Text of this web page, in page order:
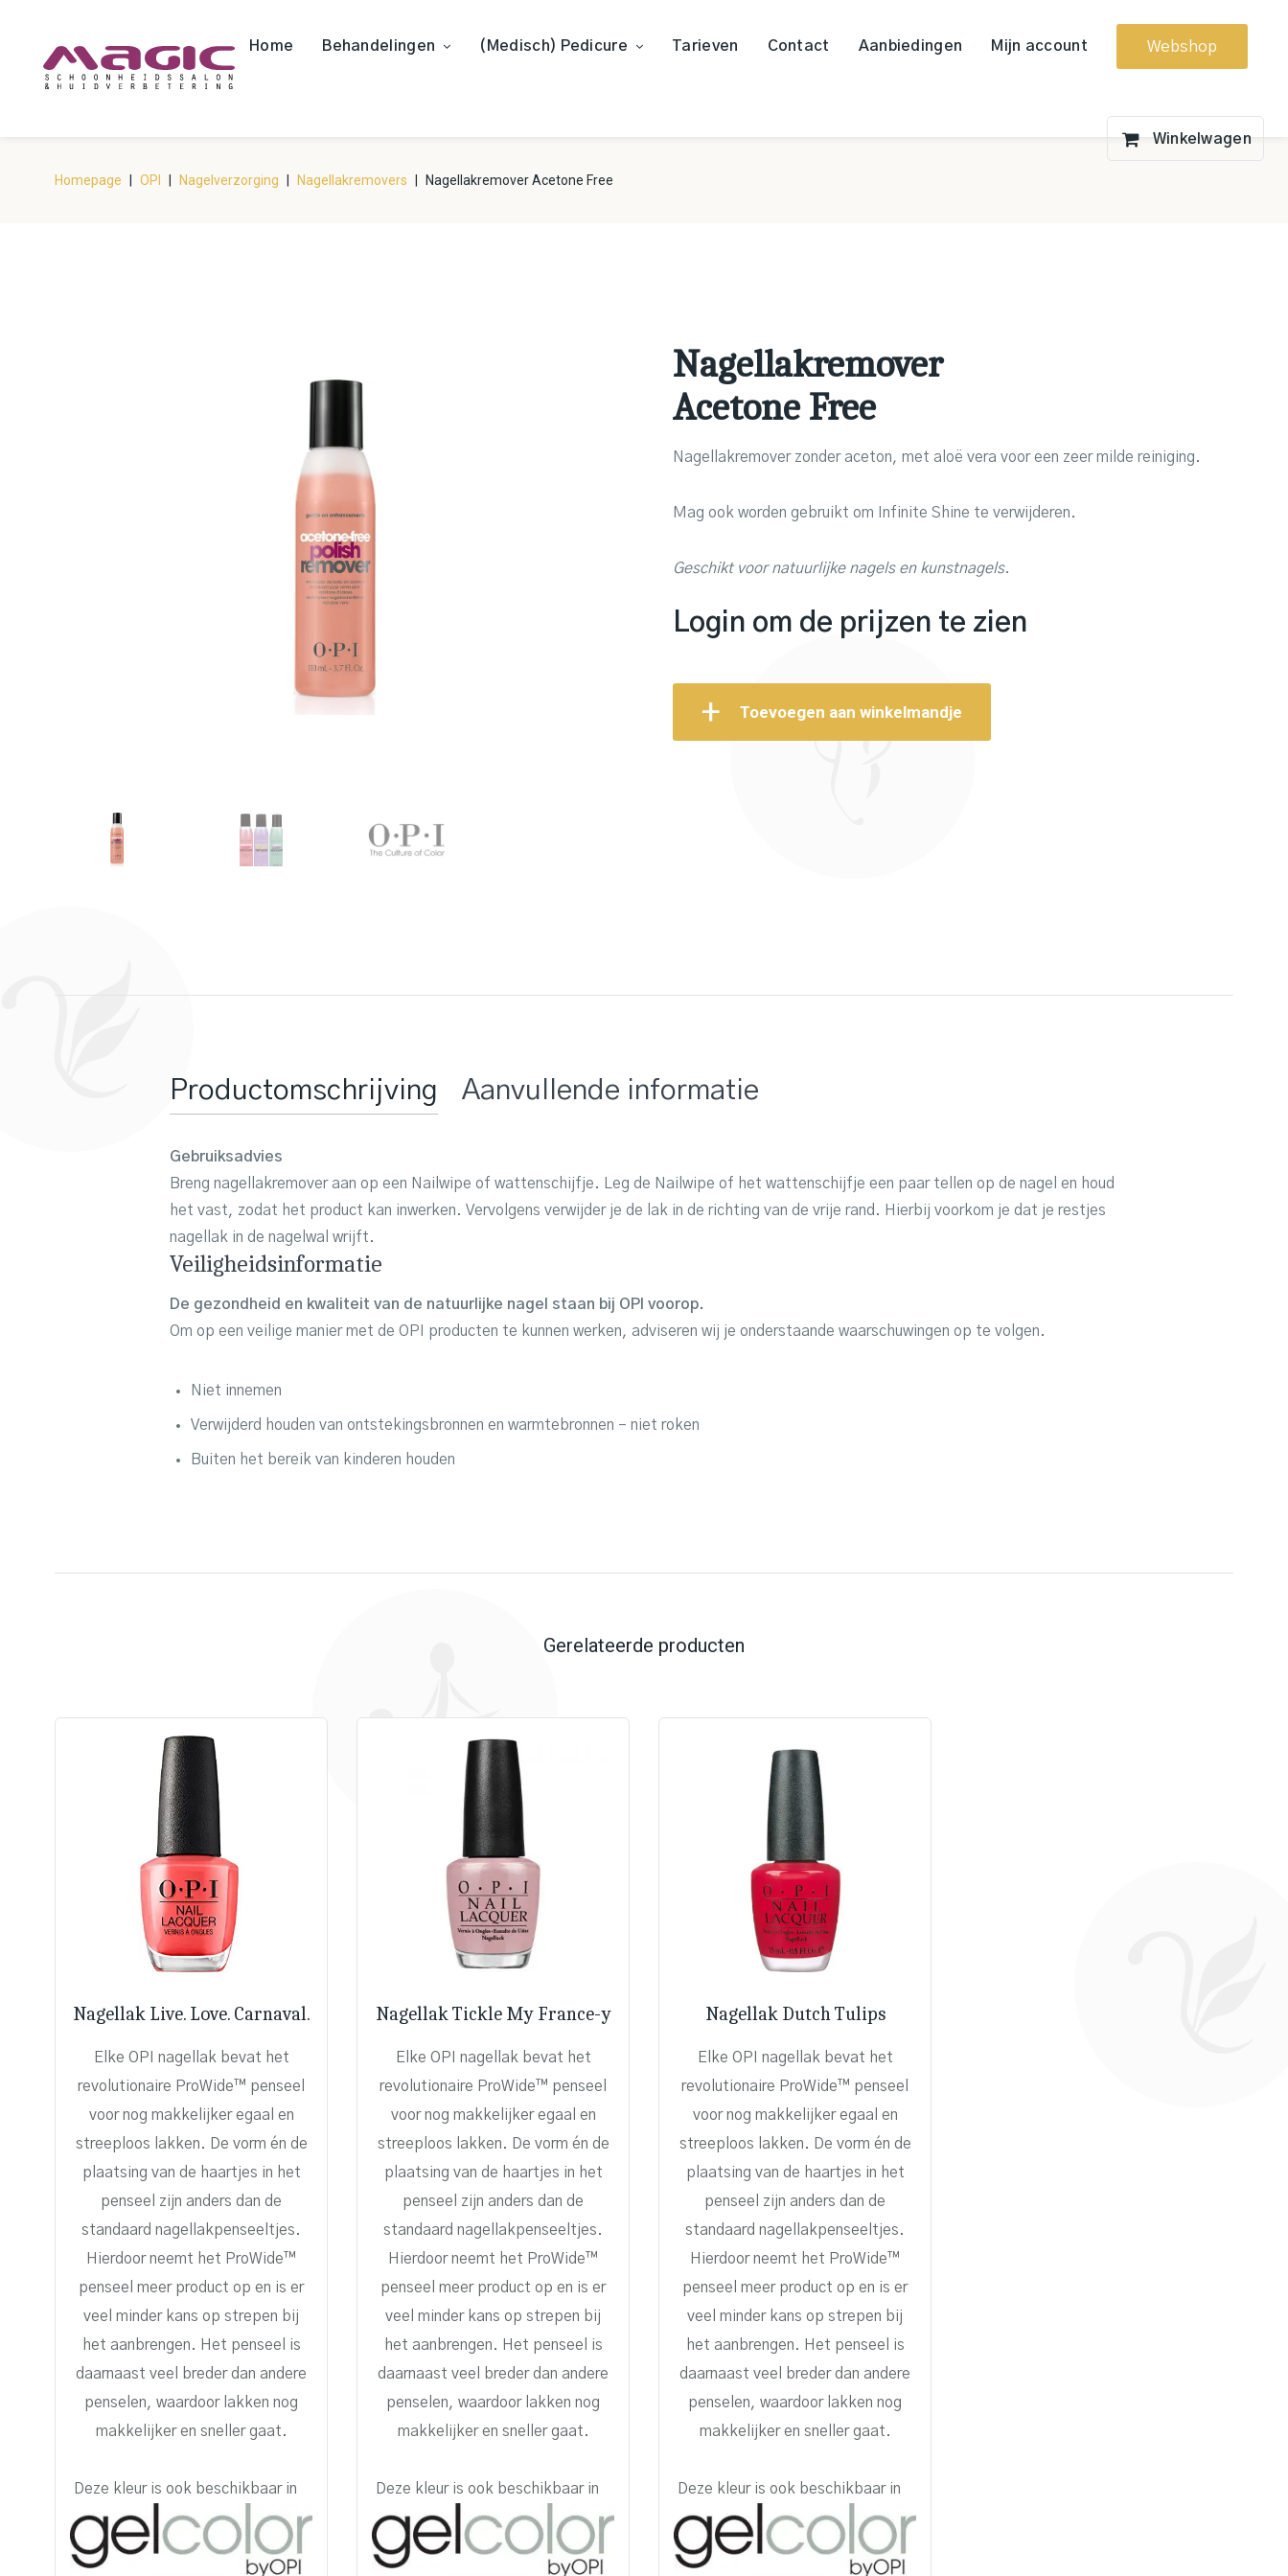
Home Behandelingen (Medisch) Pedicure Tarieven Contact Aanbiedingen Mijn account Webshop
Homepage OPI Nagelverzorging Nagellakremovers Nagellakremover Acetone Free
Nagellakremover
Acetone Free
Nagellakremover zonder aceton, met aloë vera voor een zeer milde reiniging.
Mag ook worden gebruikt om Infinite Shine te verwijderen.
Geschikt voor natuurlijke nagels en kunstnagels.
Login om de prijzen te zien
Toevoegen aan winkelmandje
Productomschrijving Aanvullende informatie
Gebruiksadvies
Breng nagellakremover aan op een Nailwipe of wattenschijfje. Leg de Nailwipe of het wattenschijfje een paar tellen op de nagel en houd
het vast, zodat het product kan inwerken. Vervolgens verwijder je de lak in de richting van de vrije rand. Hierbij voorkom je dat je restjes
nagellak in de nagelwal wrijft.
Veiligheidsinformatie
De gezondheid en kwaliteit van de natuurlijke nagel staan bij OPI voorop.
Om op een veilige manier met de OPI producten te kunnen werken, adviseren wij je onderstaande waarschuwingen op te volgen.
Niet innemen
Verwijderd houden van ontstekingsbronnen en warmtebronnen – niet roken
Buiten het bereik van kinderen houden
Gerelateerde producten
Nagellak Live. Love. Carnaval.
Elke OPI nagellak bevat het
revolutionaire ProWide™ penseel
voor nog makkelijker egaal en
streeploos lakken. De vorm én de
plaatsing van de haartjes in het
penseel zijn anders dan de
standaard nagellakpenseeltjes.
Hierdoor neemt het ProWide™
penseel meer product op en is er
veel minder kans op strepen bij
het aanbrengen. Het penseel is
daarnaast veel breder dan andere
penselen, waardoor lakken nog
makkelijker en sneller gaat.
Deze kleur is ook beschikbaar in
Nagellak Tickle My France-y
Elke OPI nagellak bevat het
revolutionaire ProWide™ penseel
voor nog makkelijker egaal en
streeploos lakken. De vorm én de
plaatsing van de haartjes in het
penseel zijn anders dan de
standaard nagellakpenseeltjes.
Hierdoor neemt het ProWide™
penseel meer product op en is er
veel minder kans op strepen bij
het aanbrengen. Het penseel is
daarnaast veel breder dan andere
penselen, waardoor lakken nog
makkelijker en sneller gaat.
Deze kleur is ook beschikbaar in
Nagellak Dutch Tulips
Elke OPI nagellak bevat het
revolutionaire ProWide™ penseel
voor nog makkelijker egaal en
streeploos lakken. De vorm én de
plaatsing van de haartjes in het
penseel zijn anders dan de
standaard nagellakpenseeltjes.
Hierdoor neemt het ProWide™
penseel meer product op en is er
veel minder kans op strepen bij
het aanbrengen. Het penseel is
daarnaast veel breder dan andere
penselen, waardoor lakken nog
makkelijker en sneller gaat.
Deze kleur is ook beschikbaar in